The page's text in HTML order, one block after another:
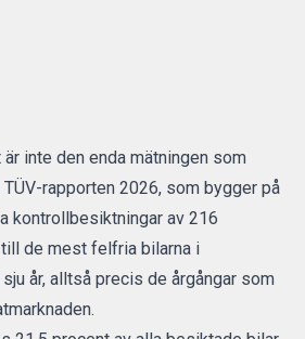
inte den enda mätningen som
TÜV-rapporten 2026, som bygger på
kontrollbesiktningar av 216
de mest felfria bilarna i
år, alltså precis de årgångar som